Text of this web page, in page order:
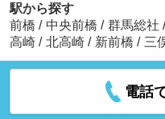
駅から探す
前橋 / 中央前橋 / 群馬総社 /
高崎 / 北高崎 / 新前橋 / 三
電話